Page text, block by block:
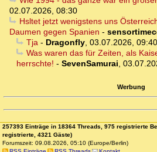
02.07.2026, 08:30
Hsltet jetzt wenigstens uns
Daumen gegen Spanien -
Tja- Dragonfly, 03.07.2026, 09:40
Was waren das für Zeiten, als
herrschte! - SevenSamurai,
Werbung
257393 Einträge in 18364 Threads, 975 registrierte
registrierte, 4321 Gäste)
Forumszeit: 09.08.2026, 05:10 (Europe/Berlin)